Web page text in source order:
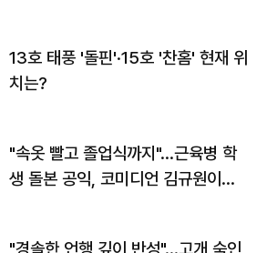
13호 태풍 '돌핀'·15호 '찬홈' 현재 위
치는?
"속옷 빨고 졸업식까지"…근육병 학
생 돌본 공익, 코미디언 김규원이었